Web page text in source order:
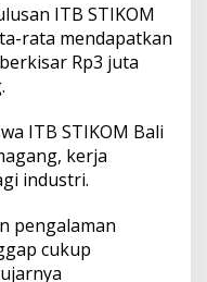
ITB STIKOM
rata mendapatkan
Rp3 juta
ITB STIKOM Bali
kerja
industri.
pengalaman
cukup